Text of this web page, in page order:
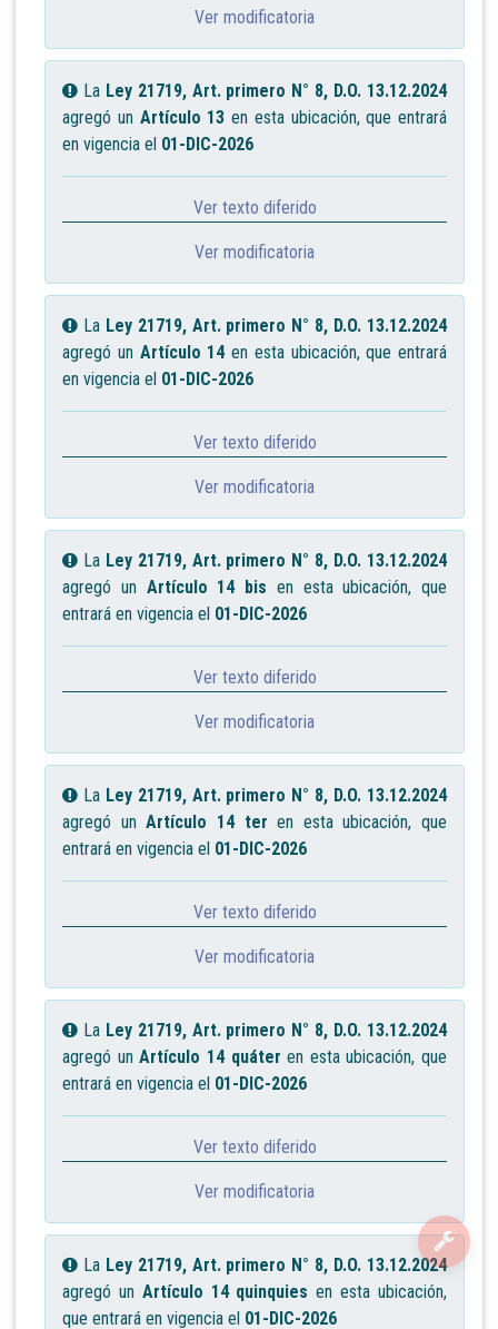
Ver modificatoria
La Ley 21719, Art. primero N° 8, D.O. 13.12.2024
agregó un Artículo 13 en esta ubicación, que entrará
en vigencia el 01-DIC-2026
Ver texto diferido
Ver modificatoria
La Ley 21719, Art. primero N° 8, D.O. 13.12.2024
agregó un Artículo 14en esta ubicación, que entrará
en vigencia el 01-DIC-2026
Ver texto diferido
Ver modificatoria
La Ley 21719, Art. primero N° 8, D.O. 13.12.2024
agregó un Artículo 14 bis en esta ubicación, que
entrará en vigencia el 01-DIC-2026
Ver texto diferido
Ver modificatoria
La Ley 21719, Art. primero N° 8, D.O. 13.12.2024
agregó unArtículo 14 ter en esta ubicación, que
entrará en vigencia el 01-DIC-2026
Ver texto diferido
Ver modificatoria
La Ley 21719, Art. primero N° 8, D.O. 13.12.2024
agregó unArtículo 14 quáter en esta ubicación, que
entrará en vigencia el 01-DIC-2026
Ver texto diferido
Ver modificatoria
La Ley 21719, Art. primero N° 8, D.O. 13.12.2024
agregó un Artículo 14 quinquies en esta ubicación,
que entrará en vigencia el 01-DIC-2026